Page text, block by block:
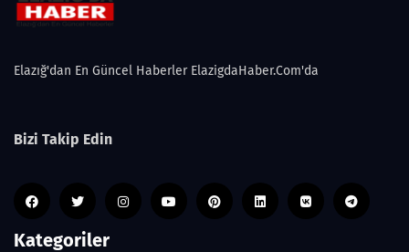
Elazığ'dan En Güncel Haberler ElazigdaHaber.Com'da
Bizi Takip Edin
Kategoriler